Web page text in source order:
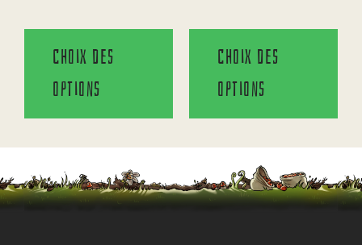
Choix des
options
Choix des
options